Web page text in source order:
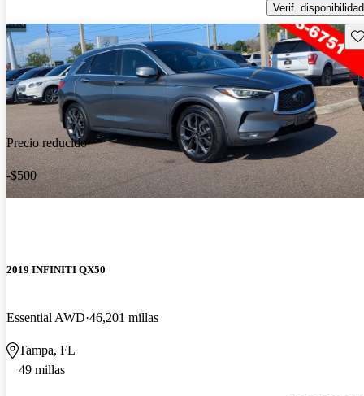
Verif. disponibilidad
Precio reducido
-$500
2019 INFINITI QX50
Essential AWD 46,201 millas
Tampa, FL
49 millas